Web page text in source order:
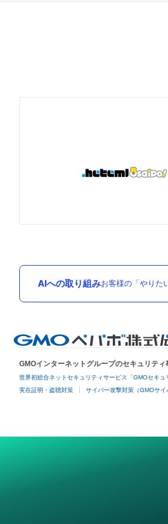
AIへの取り組みお客様の「やりた
GMOインターネットグループのセキュリティ
世界初総合ネットセキュリティサービス「GMOセキュ
実在証明・盗聴対策 サイバー攻撃対策（GMOサイ